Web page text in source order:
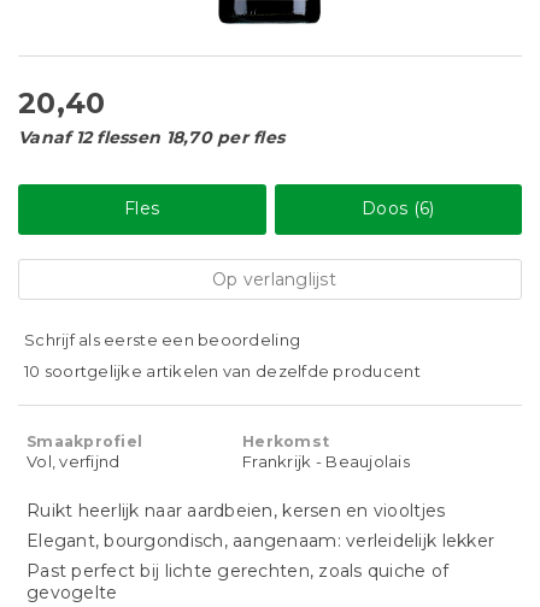
20,40
Vanaf 12 flessen 18,70 per fles
Fles Doos (6)
Op verlanglijst
Schrijf als eerste een beoordeling
10 soortgelijke artikelen van dezelfde producent
Smaakprofiel
Vol, verfijnd
Herkomst
Frankrijk - Beaujolais
Ruikt heerlijk naar aardbeien, kersen en viooltjes
Elegant, bourgondisch, aangenaam: verleidelijk lekker
Past perfect bij lichte gerechten, zoals quiche of
gevogelte